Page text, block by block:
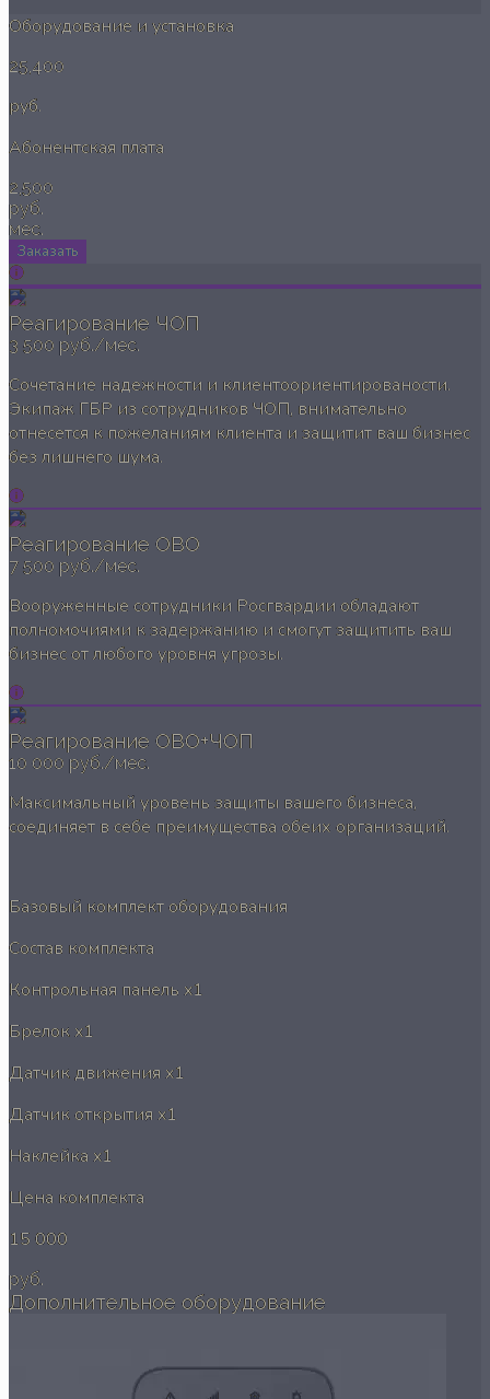
Оборудование и установка
25,400
руб.
Абонентская плата
2,500
руб.
мес.
Заказать
Реагирование ЧОП
3 500 руб./мес.
Сочетание надежности и клиентоориентированости.
Экипаж ГБР из сотрудников ЧОП, внимательно
отнесется к пожеланиям клиента и защитит ваш бизнес
без лишнего шума.
Реагирование ОВО
7 500 руб./мес.
Вооруженные сотрудники Росгвардии обладают
полномочиями к задержанию и смогут защитить ваш
бизнес от любого уровня угрозы.
Реагирование ОВО+ЧОП
10 000 руб./мес.
Максимальный уровень защиты вашего бизнеса,
соединяет в себе преимущества обеих организаций.
Базовый комплект оборудования
Состав комплекта
Контрольная панель x1
Брелокx1
Датчик движения x1
Датчик открытия x1
Наклейка x1
Цена комплекта
15 000
руб.
Дополнительное оборудование